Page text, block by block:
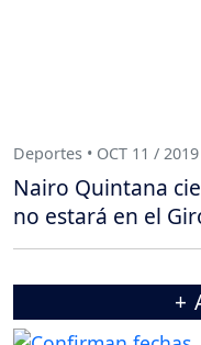
Deportes • OCT 11 / 2019
Nairo Quintana
no estará en el
+